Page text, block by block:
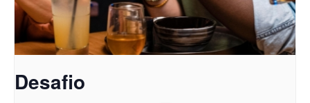
Desafio